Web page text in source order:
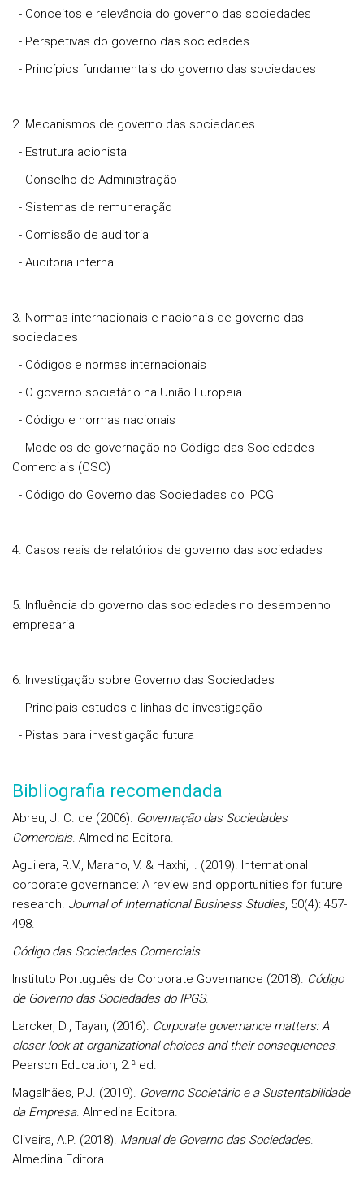
- Conceitos e relevância do governo das sociedades
- Perspetivas do governo das sociedades
- Princípios fundamentais do governo das sociedades
2. Mecanismos de governo das sociedades
- Estrutura acionista
- Conselho de Administração
- Sistemas de remuneração
- Comissão de auditoria
- Auditoria interna
3. Normas internacionais e nacionais de governo das
sociedades
- Códigos e normas internacionais
- O governo societário na União Europeia
- Código e normas nacionais
- Modelos de governação no Código das Sociedades
Comerciais (CSC)
- Código do Governo das Sociedades do IPCG
4. Casos reais de relatórios de governo das sociedades
5. Influência do governo das sociedades no desempenho
empresarial
6. Investigação sobre Governo das Sociedades
- Principais estudos e linhas de investigação
- Pistas para investigação futura
Bibliografia recomendada
Abreu, J. C. de (2006). Governação das Sociedades
Comerciais. Almedina Editora.
Aguilera, R.V., Marano, V. & Haxhi, I. (2019). International
corporate governance: A review and opportunities for future
research. Journal of International Business Studies, 50(4): 457-
498.
Código das Sociedades Comerciais.
Instituto Português de Corporate Governance (2018). Código
de Governo das Sociedades do IPGS.
Larcker, D., Tayan, (2016). Corporate governance matters: A
closer look at organizational choices and their consequences.
Pearson Education, 2.ª ed.
Magalhães, P.J. (2019). Governo Societário e a Sustentabilidade
da Empresa. Almedina Editora.
Oliveira, A.P. (2018). Manual de Governo das Sociedades.
Almedina Editora.